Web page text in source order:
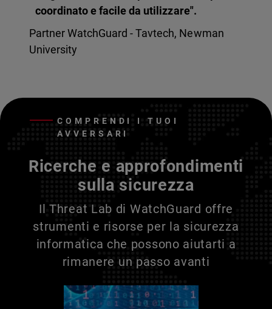
coordinato e facile da utilizzare".
Partner WatchGuard - Tavtech, Newman
University
COMPRENDI I TUOI
AVVERSARI
Ricerche e approfondimenti
sulla sicurezza
Il Threat Lab di WatchGuard offre
strumenti e risorse per la sicurezza
informatica che possono aiutarti a
rimanere un passo avanti